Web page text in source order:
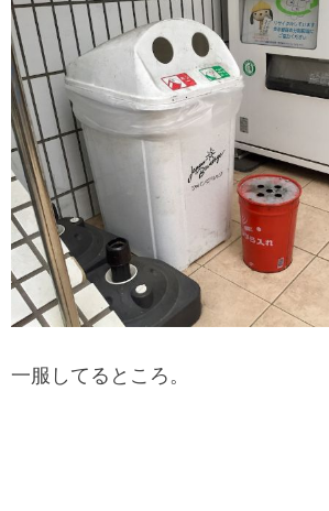
一服してるところ。